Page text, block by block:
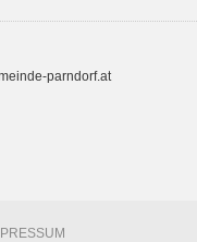
parndorf.at